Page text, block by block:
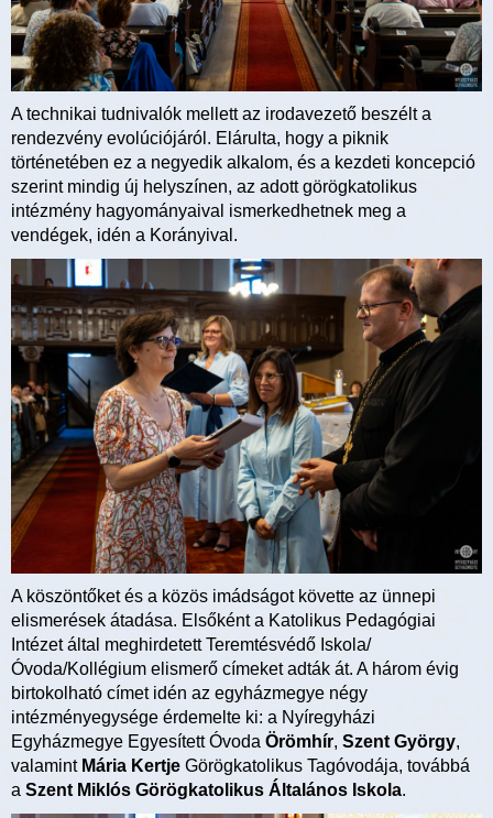
A technikai tudnivalók mellett az irodavezető beszélt a
rendezvény evolúciójáról. Elárulta, hogy a piknik
történetében ez a negyedik alkalom, és a kezdeti koncepció
szerint mindig új helyszínen, az adott görögkatolikus
intézmény hagyományaival ismerkedhetnek meg a
vendégek, idén a Korányival.
A köszöntőket és a közös imádságot követte az ünnepi
elismerések átadása. Elsőként a Katolikus Pedagógiai
Intézet által meghirdetett Teremtésvédő Iskola/
Óvoda/Kollégium elismerő címeket adták át. A három évig
birtokolható címet idén az egyházmegye négy
intézményegysége érdemelte ki: a Nyíregyházi
Egyházmegye Egyesített Óvoda Örömhír, Szent György,
valamint Mária Kertje Görögkatolikus Tagóvodája, továbbá
a Szent Miklós Görögkatolikus Általános Iskola.